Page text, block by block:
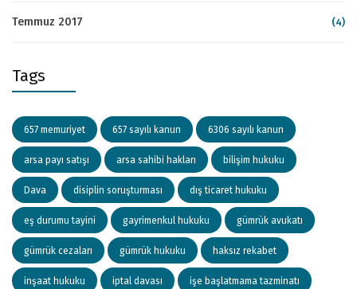
Temmuz 2017 (4)
Tags
657 memuriyet 657 sayılı kanun 6306 sayılı kanun
arsa payı satışı arsa sahibi hakları bilişim hukuku
Dava disiplin soruşturması dış ticaret hukuku
eş durumu tayini gayrimenkul hukuku gümrük avukatı
gümrük cezaları gümrük hukuku haksız rekabet
inşaat hukuku iptal davası işe başlatmama tazminatı